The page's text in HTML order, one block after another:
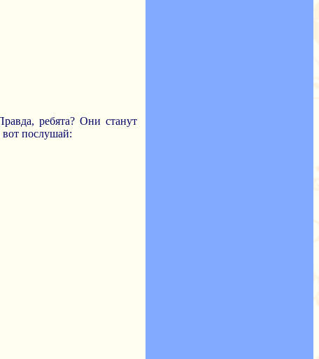
ребята? Они станут
послушай: